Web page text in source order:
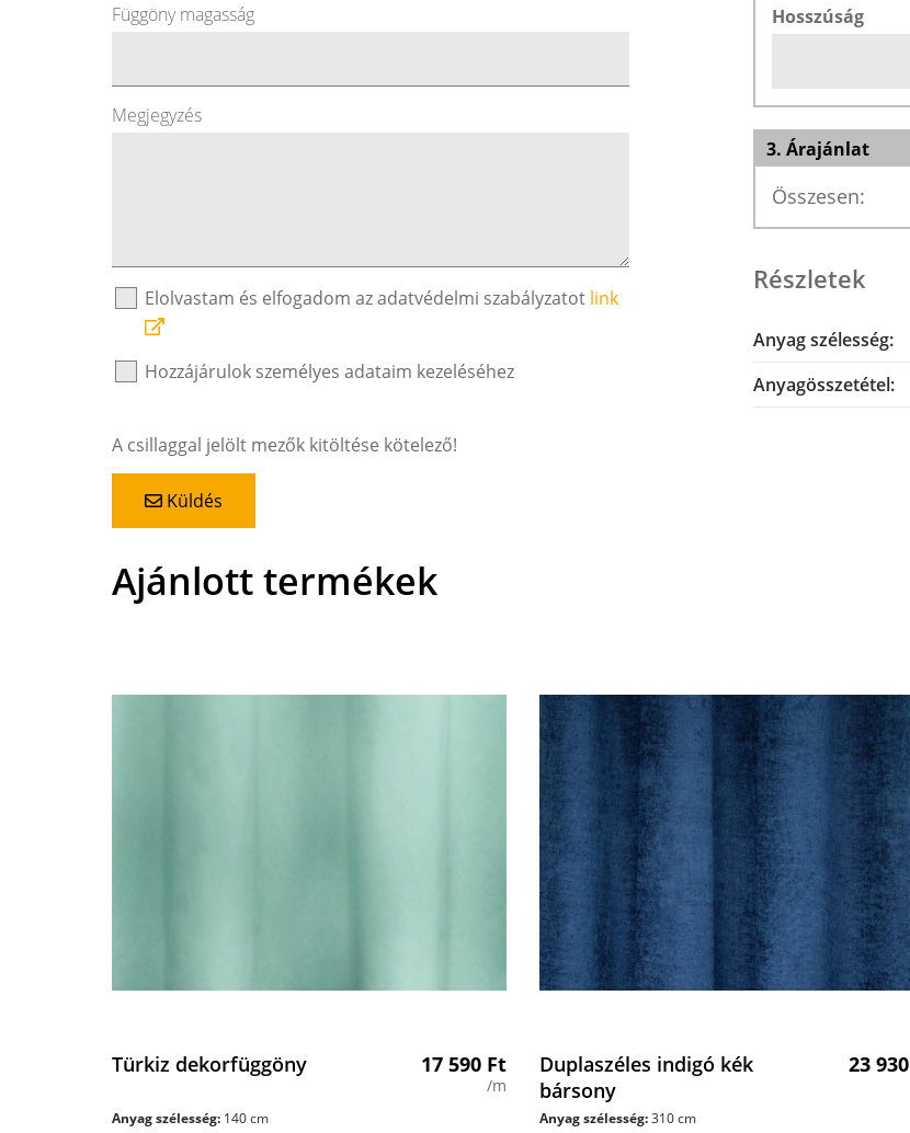
Függöny magasság
Megjegyzés
Elolvastam és elfogadom az adatvédelmi szabályzatot link
Hozzájárulok személyes adataim kezeléséhez
A csillaggal jelölt mezők kitöltése kötelező!
Küldés
Hosszúság
3. Árajánlat
Összesen:
Részletek
Anyag szélesség:
Anyagösszetétel:
Ajánlott termékek
Türkiz dekorfüggöny 17 590 Ft
/m
Anyag szélesség: 140 cm
Duplaszéles indigó kék
bársony
23 930
Anyag szélesség:310 cm